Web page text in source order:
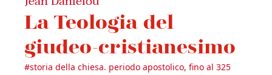
La Teologia del
giudeo-cristianesimo
#storia della chiesa. periodo apostolico, fino al 325